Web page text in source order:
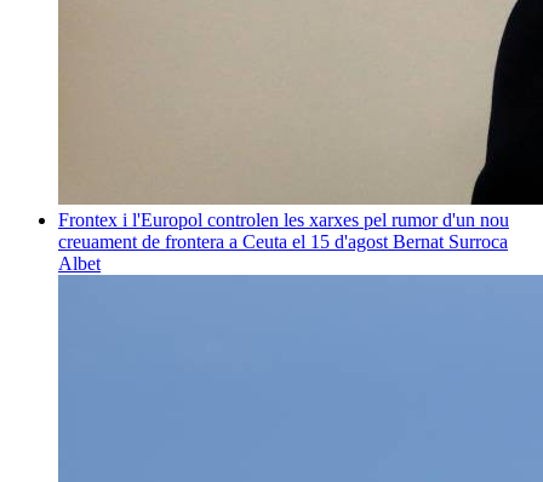
Frontex i l'Europol controlen les xarxes pel rumor d'un nou
creuament de frontera a Ceuta el 15 d'agost Bernat Surroca
Albet